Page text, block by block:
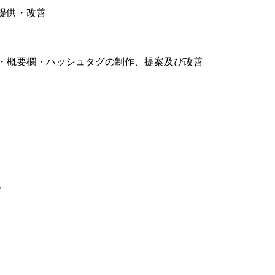
供・改善
概要欄・ハッシュタグの制作、提案及び改善